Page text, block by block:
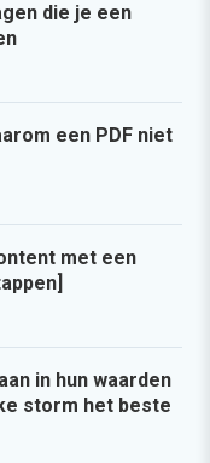
die je een
een PDF niet
met een
in hun waarden
storm het beste